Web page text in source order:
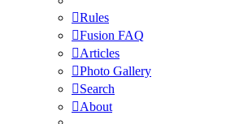
Rules
Fusion FAQ
Articles
Photo Gallery
Search
About